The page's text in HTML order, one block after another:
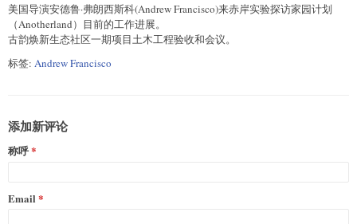
美国导演安德鲁·弗朗西斯科(Andrew Francisco)来赤岸实验探访家园计划
（Anotherland）目前的工作进展。
古韵焕新生态社区一期项目土木工程验收和会议。
标签: Andrew Francisco
添加新评论
称呼
Email